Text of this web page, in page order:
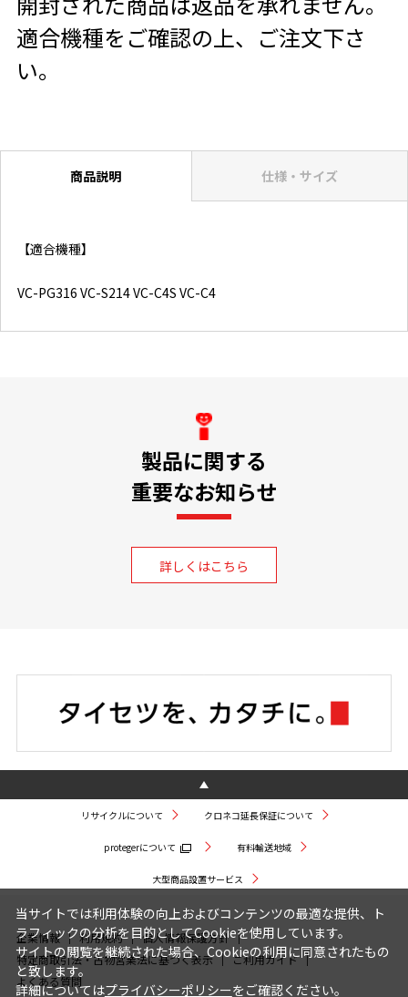
適合機種をご確認の上、ご注文下さ
い。
商品説明 仕様・サイズ
【適合機種】
VC-PG316 VC-S214 VC-C4S VC-C4
製品に関する
重要なお知らせ
詳しくはこちら
リサイクルについて クロネコ延長保証について
protegerについて 有料輸送地域
大型商品設置サービス
企業情報 利用規約
個人情報保護方針
特定商取引法・古物営業法に基づく表示
ご利用ガイド
よくある質問
当サイトでは利用体験の向上およびコンテンツの最適な提供、ト
ラフィックの分析を目的としてCookieを使用しています。
サイトの閲覧を継続された場合、Cookieの利用に同意されたもの
と致します。
詳細についてはプライバシーポリシーをご確認ください。